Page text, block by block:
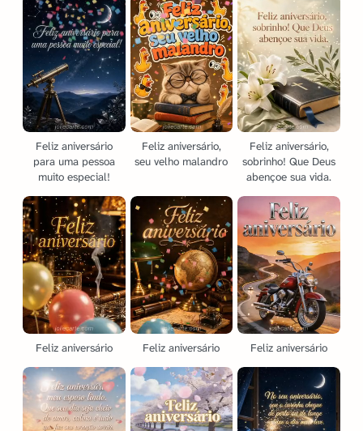
Feliz aniversário
para uma pessoa
muito especial!
Feliz aniversário,
seu velho malandro
Feliz aniversário,
sobrinho! Que Deus
abençoe sua vida.
Feliz aniversário Feliz aniversário Feliz aniversário